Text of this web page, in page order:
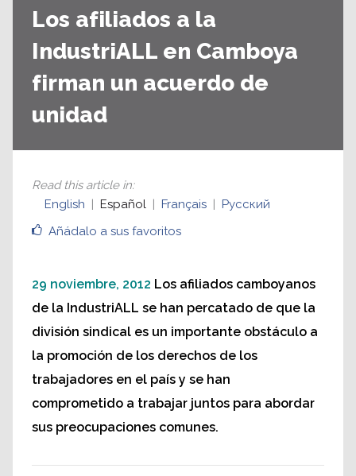
Los afiliados a la
IndustriALL en Camboya
firman un acuerdo de
unidad
Añádalo a sus favoritos
Read this article in:
English
Español Français Русский
29 noviembre, 2012 Los afiliados camboyanos
de la IndustriALL se han percatado de que la
división sindical es un importante obstáculo a
la promoción de los derechos de los
trabajadores en el país y se han
comprometido a trabajar juntos para abordar
sus preocupaciones comunes.